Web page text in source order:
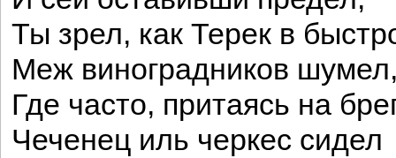
Ты зрел, как Терек в
Меж виноградников
Где часто, притаясь на
Чеченец иль черкес сидел